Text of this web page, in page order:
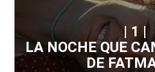
| 1 |
LA NOCHE QUE
DE